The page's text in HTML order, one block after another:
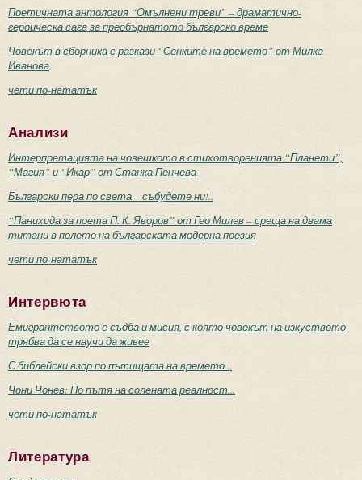
Поетичната антология “Омълнени треви” – драматично-
героическа сага за преобърнатото българско време
Човекът в сборника с разкази “Сенките на времето” от Милка
Иванова
чети по-нататък
Анализи
Интерпретацията на човешкото в стихотворенията “Планети”,
“Магия” и “Икар” от Станка Пенчева
Български пера по света – събудете ни!..
“Панихида за поета П. К. Яворов” от Гео Милев – среща на двама
титани в полето на българската модерна поезия
чети по-нататък
Интервюта
Емигрантството е съдба и мисия, с която човекът на изкуството
трябва да се научи да живее
С библейски взор по пътищата на времето...
Чони Чонев: По пътя на солената реалност...
чети по-нататък
Литература